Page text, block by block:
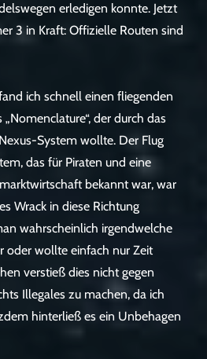
erledigen konnte. Jetzt
3 in Kraft: Offizielle Routen sind
ich schnell einen fliegenden
der durch das
System wollte. Der Flug
das für Piraten und eine
bekannt war, war
Wrack in diese Richtung
wahrscheinlich irgendwelche
oder wollte einfach nur Zeit
verstieß dies nicht gegen
Illegales zu machen, da ich
hinterließ es ein Unbehagen